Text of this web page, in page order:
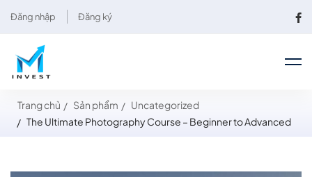
Đăng nhập Đăng ký
Trang chủ Sản phẩm
Uncategorized
The Ultimate Photography Course – Beginner to Advanced